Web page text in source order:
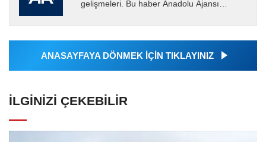
gelişmeleri. Bu haber Anadolu Ajansı
tarafından geçilen tüm...
ANASAYFAYA DÖNMEK İÇİN TIKLAYINIZ
İLGINIZI ÇEKEBILIR